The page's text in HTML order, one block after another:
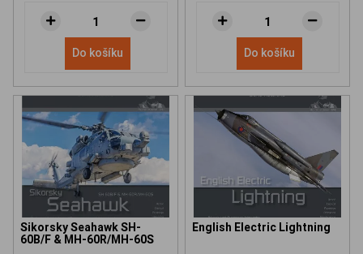
Do košíku Do košíku
Sikorsky Seahawk SH-
60B/F & MH-60R/MH-60S
English Electric Lightning